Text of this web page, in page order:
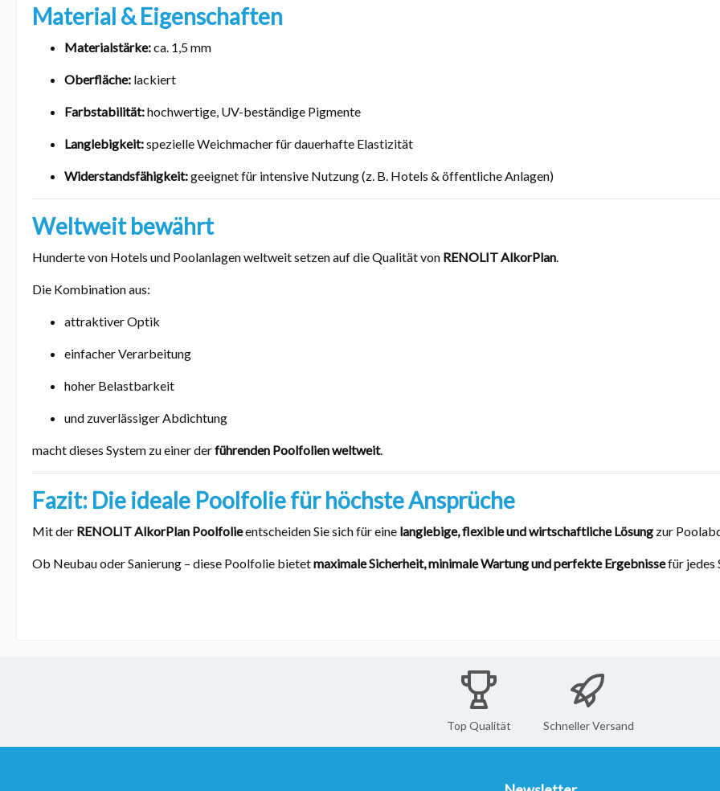
Material & Eigenschaften
Materialstärke:ca. 1,5 mm
Oberfläche: lackiert
Farbstabilität:hochwertige, UV-beständige Pigmente
Langlebigkeit:spezielle Weichmacher für dauerhafte Elastizität
Widerstandsfähigkeit:geeignet für intensive Nutzung (z. B. Hotels & öffentliche Anlagen)
Weltweit bewährt
Hunderte von Hotels und Poolanlagen weltweit setzen auf die Qualität von RENOLIT AlkorPlan.
Die Kombination aus:
attraktiver Optik
einfacher Verarbeitung
hoher Belastbarkeit
und zuverlässiger Abdichtung
macht dieses System zu einer derführenden Poolfolien weltweit.
Fazit: Die ideale Poolfolie für höchste Ansprüche
Mit der RENOLIT AlkorPlan Poolfolieentscheiden Sie sich für eine langlebige, flexible und wirtschaftliche Lösung zur
Ob Neubau oder Sanierung – diese Poolfolie bietetmaximale Sicherheit, minimale Wartung und perfekte Ergebnissefür jedes
Top Qualität Schneller Versand